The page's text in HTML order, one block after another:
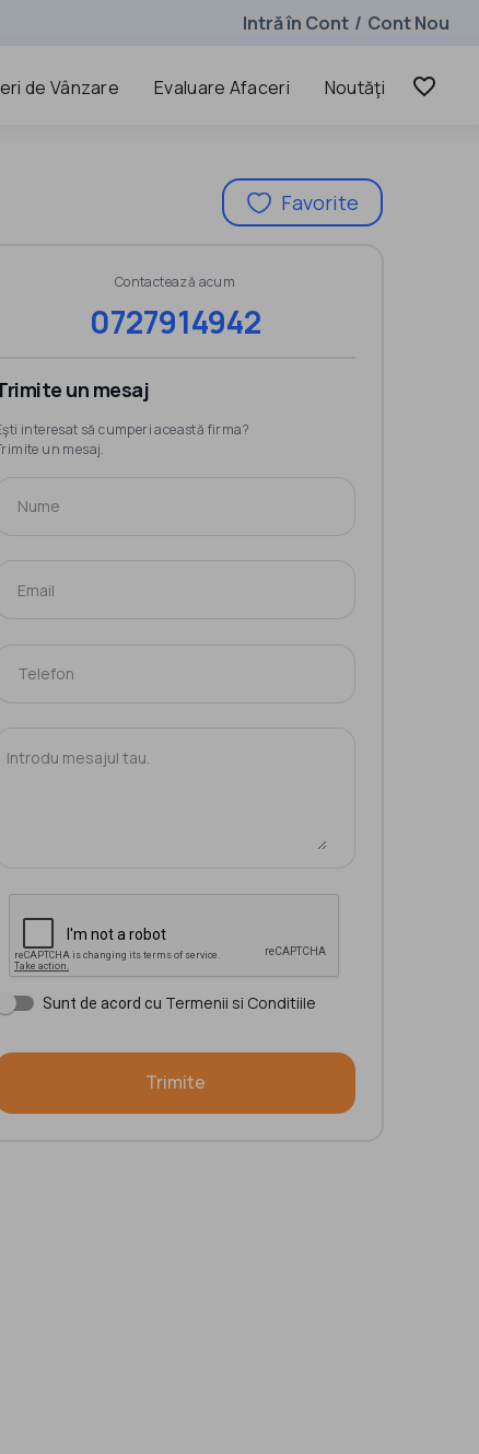
Intră în Cont / Cont Nou
de Vânzare Evaluare Afaceri Noutăţi favorite_border
Favorite
Contactează acum
0727914942
un mesaj
interesat să cumperi această firma?
un mesaj.
Sunt de acord cu Termenii si Conditiile
Trimite